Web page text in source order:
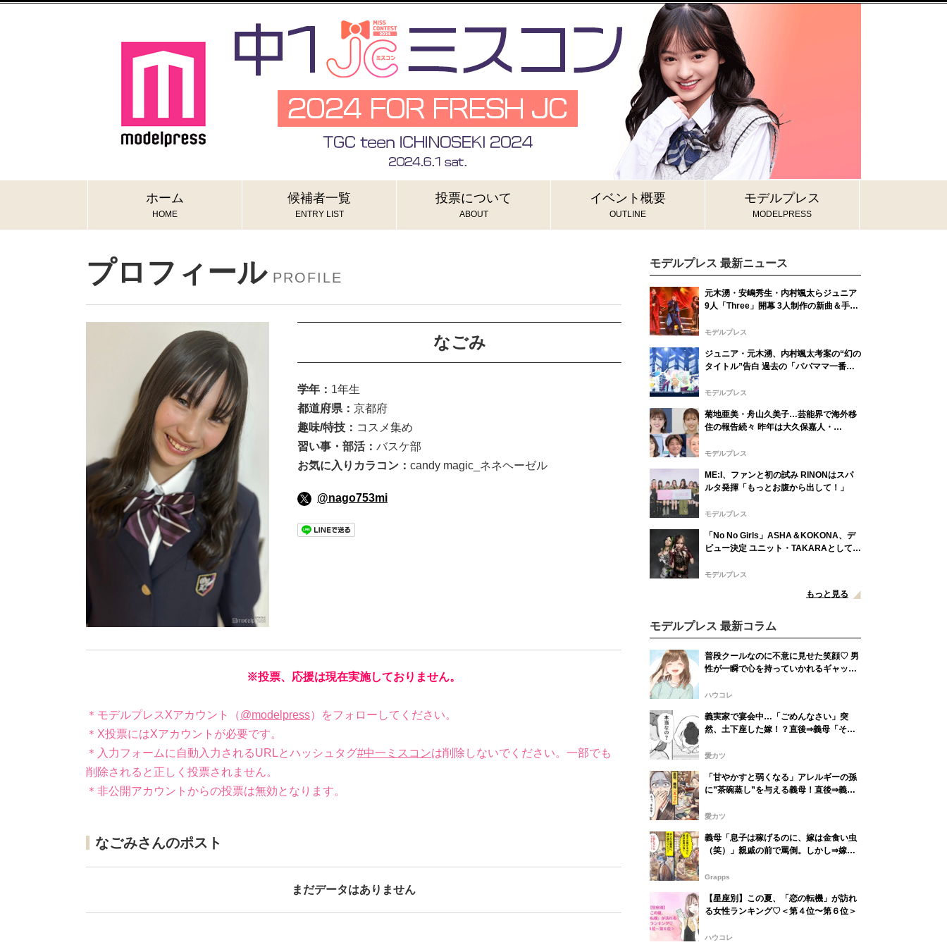
ホーム
HOME
候補者一覧
ENTRY LIST
投票について
ABOUT
イベント概要
OUTLINE
モデルプレス
MODELPRESS
プロフィール PROFILE
なごみ
学年： 1年生
都道府県： 京都府
趣味/特技： コスメ集め
習い事・部活： バスケ部
お気に入りカラコン ： candy magic_ネネヘーゼル
@nago753mi
※投票、応援は現在実施しておりません。
＊モデルプレスXアカウント（@modelpress）をフォローしてください。
＊X投票にはXアカウントが必要です。
＊入力フォームに自動入力されるURLとハッシュタグ#中一ミスコンは削除しないでください。一部でも
削除されると正しく投票されません。
＊非公開アカウントからの投票は無効となります。
なごみさんのポスト
まだデータはありません
モデルプレス 最新ニュース
元木湧・安嶋秀生・内村颯太らジュニア
9人「Three」開幕 3人制作の新曲＆手描
で夢を掴みたい」【ゲネプロレポ】
モデルプレス
ジュニア・元木湧、内村颯太考案の“幻の
タイトル”告白 過去の「パパママ一番」
モデルプレス
菊地亜美・舟山久美子…芸能界で海外移
住の報告続々 昨年は大久保嘉人・
モデルプレス
ME:I、ファンと初の試み RINONはスパ
ルタ発揮「もっとお腹から出して！」
モデルプレス
「No No Girls」ASHA＆KOKONA、デ
ビュー決定 ユニット・TAKARAとしてセ
モデルプレス
もっと見る
モデルプレス 最新コラム
普段クールなのに不意に見せた笑顔♡ 男
性が一瞬で心を持っていかれるギャップ
ハウコレ
義実家で宴会中…「ごめんなさい」突
然、土下座した嫁！？直後⇒義母「そ
愛カツ
「甘やかすと弱くなる」アレルギーの孫
に”茶碗蒸し”を与える義母！直後⇒義母
った話
愛カツ
義母「息子は稼げるのに、嫁は金食い虫
（笑）」親戚の前で罵倒。しかし⇒嫁
ついたワケ
Grapps
【星座別】この夏、「恋の転機」が訪れ
る女性ランキング♡＜第４位〜第６位＞
ハウコレ